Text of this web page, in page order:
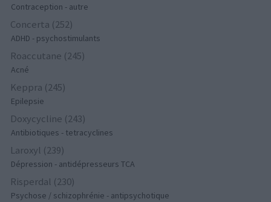
Contraception - autre
Concerta (252)
ADHD - psychostimulants
Roaccutane (245)
Acné
Keppra (245)
Epilepsie
Doxycycline (243)
Antibiotiques - tetracyclines
Laroxyl (239)
Dépression - antidépresseurs TCA
Risperdal (230)
Psychose / schizophrénie - antipsychotique